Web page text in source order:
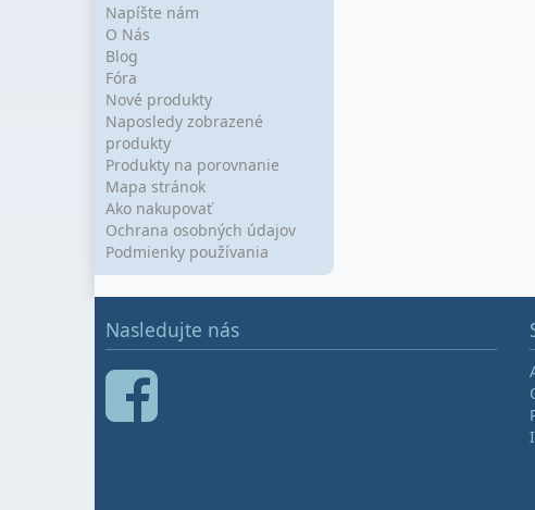
Napíšte nám
O Nás
Blog
Fóra
Nové produkty
Naposledy zobrazené
produkty
Produkty na porovnanie
Mapa stránok
Ako nakupovať
Ochrana osobných údajov
Podmienky používania
Nasledujte nás